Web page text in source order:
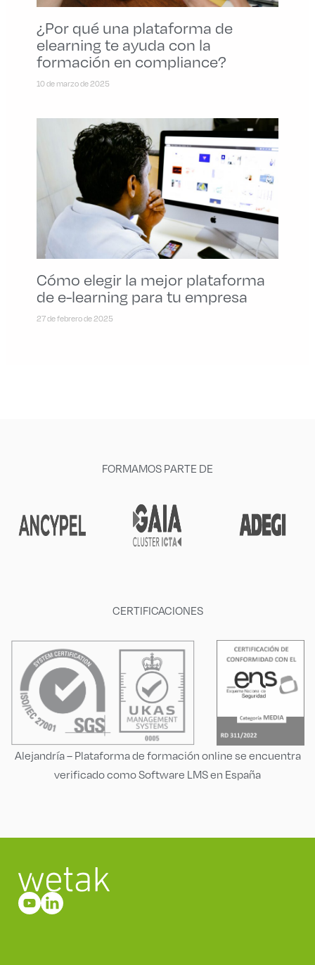
¿Por qué una plataforma de
elearning te ayuda con la
formación en compliance?
10 de marzo de 2025
Cómo elegir la mejor plataforma
de e-learning para tu empresa
27 de febrero de 2025
FORMAMOS PARTE DE
CERTIFICACIONES
Alejandría – Plataforma de formación online se encuentra
verificado como Software LMS en España